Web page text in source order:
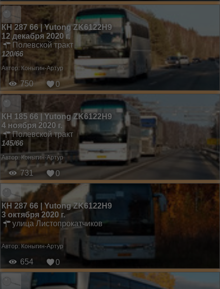
КН 287 66 | Yutong ZK6122H9
12 декабря 2020 г.
Полевской тракт
120/66
Автор: Коныгин-Артур
750 0
КН 185 66 | Yutong ZK6122H9
4 ноября 2020 г.
Полевской тракт
145/66
Автор: Коныгин-Артур
731 0
КН 287 66 | Yutong ZK6122H9
3 октября 2020 г.
улица Листопрокатчиков
Автор: Коныгин-Артур
654 0